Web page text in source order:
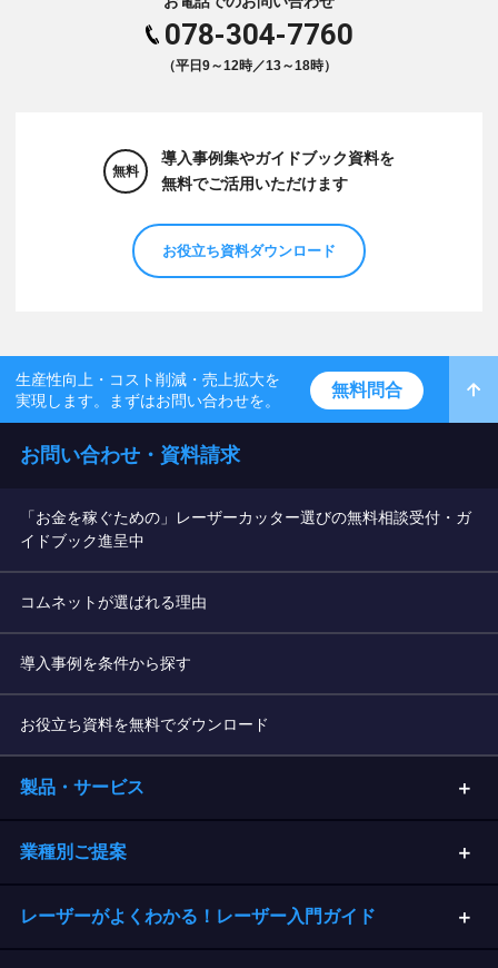
078-304-7760
（平日9～12時／13～18時）
無料
導入事例集やガイドブック資料を
無料でご活用いただけます
お役立ち資料ダウンロード
生産性向上・コスト削減・売上拡大を
実現します。まずはお問い合わせを。
無料問合
お問い合わせ・資料請求
「お金を稼ぐための」レーザーカッター選びの無料相談受付・ガ
イドブック進呈中
コムネットが選ばれる理由
導入事例を条件から探す
お役立ち資料を無料でダウンロード
製品・サービス
業種別ご提案
レーザーがよくわかる！レーザー入門ガイド